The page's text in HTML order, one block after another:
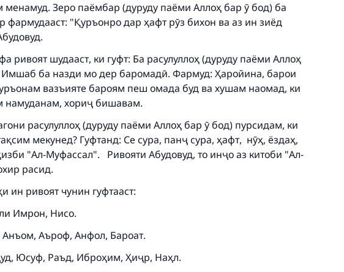
менамуд. Зеро паёмбар (дуруду паёми Аллоҳ бар ӯ бод) ба
фармудааст: "Қуръонро дар ҳафт рӯз бихон ва аз ин зиёд
ривоят шудааст, ки гуфт: Ба расулуллоҳ (дуруду паёми Аллоҳ
Имшаб ба назди мо дер баромадӣ. Фармуд: Ҳаройина, барои
вазъияте бароям пеш омада буд ва хушам наомад, ки
намуданам, хориҷ бишавам.
расулуллоҳ (дуруду паёми Аллоҳ бар ӯ бод) пурсидам, ки
мекунед? Гуфтанд: Се сура, панҷ cура, ҳафт, нӯҳ, ёздаҳ,
"Ал-Муфассал". Ривояти Абудовуд, то инҷо аз китоби "Ал-
расид.
ин ривоят чунин гуфтааст:
Имрон, Нисо.
Аъроф, Анфол, Бароат.
Юсуф, Раъд, Иброҳим, Ҳиҷр, Наҳл.
impact on millions of lives with your
contribution today
Your support is crucial for our mission.
who leads others to doing what is good will earn the
same reward as those who do it."
Support IslamQA